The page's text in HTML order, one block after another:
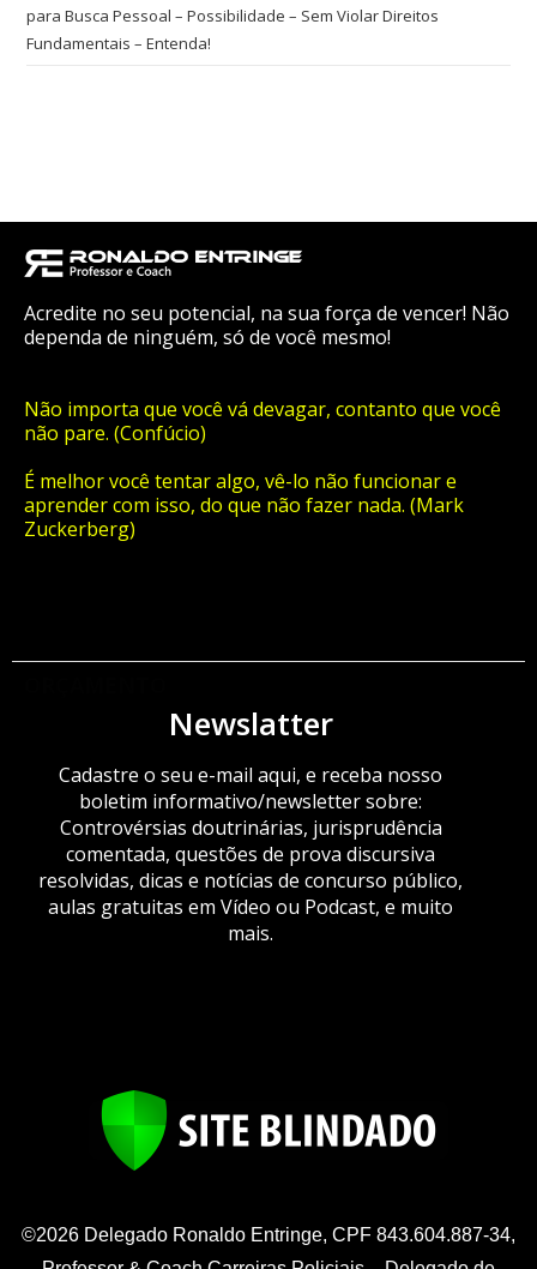
para Busca Pessoal – Possibilidade – Sem Violar Direitos
Fundamentais – Entenda!
Acredite no seu potencial, na sua força de vencer! Não
dependa de ninguém, só de você mesmo!
Não importa que você vá devagar, contanto que você
não pare. (Confúcio)
É melhor você tentar algo, vê-lo não funcionar e
aprender com isso, do que não fazer nada. (Mark
Zuckerberg)
Newslatter
Cadastre o seu e-mail aqui, e receba nosso
boletim informativo/newsletter sobre:
Controvérsias doutrinárias, jurisprudência
comentada, questões de prova discursiva
resolvidas, dicas e notícias de concurso público,
aulas gratuitas em Vídeo ou Podcast, e muito
mais.
©2026 Delegado Ronaldo Entringe, CPF 843.604.887-34,